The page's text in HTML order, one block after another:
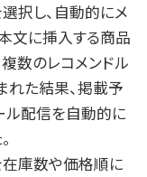
択し、自動的にメ
文に挿入する商品
数のレコメンドル
れた結果、掲載予
ル配信を自動的に
庫数や価格順に